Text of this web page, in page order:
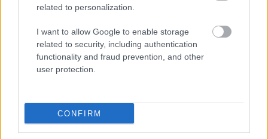
related to personalization.
I want to allow Google to enable storage
related to security, including authentication
functionality and fraud prevention, and other
user protection.
CONFIRM
Burd arra is figyelt, hogy az őt körülvevő csapatnak,
a beatmaker-hangmérnökére, a menedzserére, és a
hype man-jére, GaTára is küldjön némi
reflektorfényt. A sorozatban önmagát játszó GaTa el
Atlantazsenijét, és időugrással, mentális
összezuhanással, és egy szíven ütő baráti
vallomással rántja le a leplet arról, hogy mi rejlik